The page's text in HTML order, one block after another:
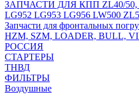
ЗАПЧАСТИ ДЛЯ КПП ZL40/50,
LG952 LG953 LG956 LW500
Запчасти для фронтальных
HZM, SZM, LOADER, BULL,
РОССИЯ
СТАРТЕРЫ
ТНВД
ФИЛЬТРЫ
Воздушные